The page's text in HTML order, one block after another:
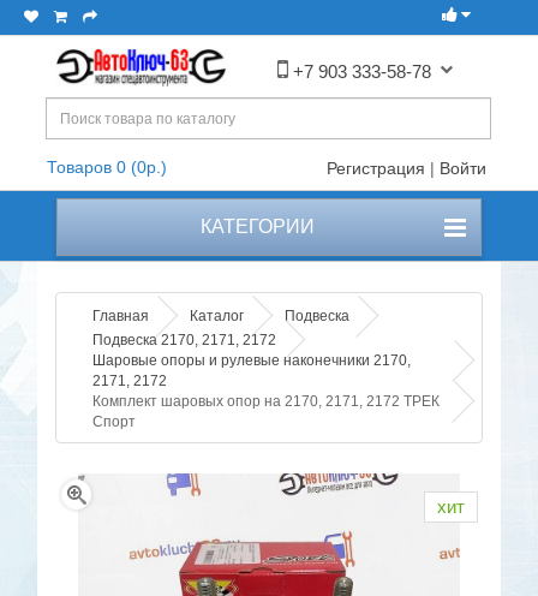
+7 903 333-58-78
Товаров 0 (0р.) Регистрация | Войти
КАТЕГОРИИ
Главная Каталог
Подвеска
Подвеска 2170, 2171, 2172
Шаровые опоры и рулевые наконечники 2170,
2171, 2172
Комплект шаровых опор на 2170, 2171, 2172 ТРЕК
Спорт
хит